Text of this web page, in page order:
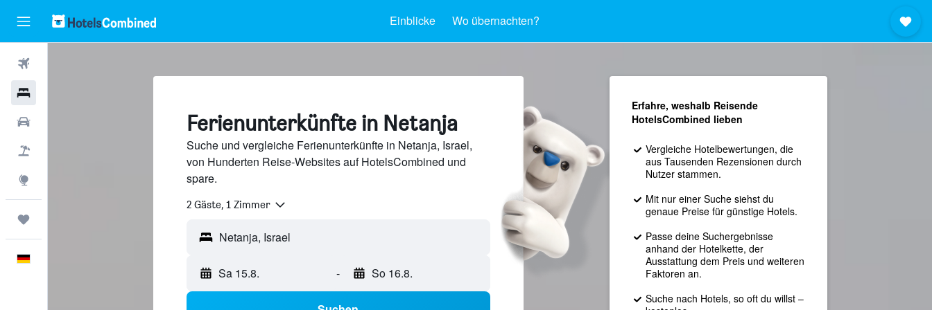
Einblicke Wo übernachten?
Ferienunterkünfte in Netanja
Suche und vergleiche Ferienunterkünfte in Netanja, Israel,
von Hunderten Reise-Websites auf HotelsCombined und
spare.
2 Gäste, 1 Zimmer
Sa 15.8. - So 16.8.
Erfahre, weshalb Reisende
HotelsCombined lieben
Vergleiche Hotelbewertungen, die
aus Tausenden Rezensionen durch
Nutzer stammen.
Mit nur einer Suche siehst du
genaue Preise für günstige Hotels.
Passe deine Suchergebnisse
anhand der Hotelkette, der
Ausstattung dem Preis und weiteren
Faktoren an.
Suche nach Hotels, so oft du willst –